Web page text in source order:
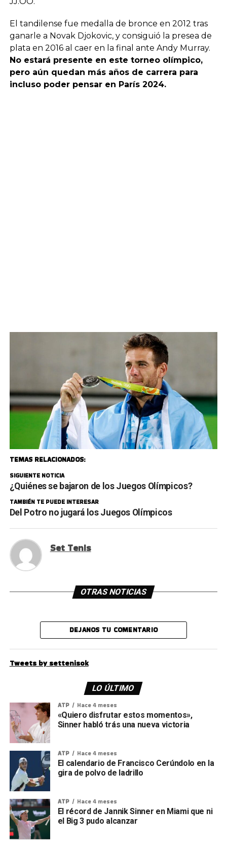
El tandilense fue medalla de bronce en 2012 tras
ganarle a Novak Djokovic, y consiguió la presea de
plata en 2016 al caer en la final ante Andy Murray.
No estará presente en este torneo olímpico,
pero aún quedan más años de carrera para
incluso poder pensar en París 2024.
TEMAS RELACIONADOS:
SIGUIENTE NOTICIA
¿Quiénes se bajaron de los Juegos Olímpicos?
TAMBIÉN TE PUEDE INTERESAR
Del Potro no jugará los Juegos Olímpicos
Set Tenis
OTRAS NOTICIAS
DEJANOS TU COMENTARIO
Tweets by settenisok
LO ÚLTIMO
ATP Hace 4 meses
«Quiero disfrutar estos momentos»,
Sinner habló trás una nueva victoria
ATP Hace 4 meses
El calendario de Francisco Cerúndolo en la
gira de polvo de ladrillo
ATP Hace 4 meses
El récord de Jannik Sinner en Miami que ni
el Big 3 pudo alcanzar